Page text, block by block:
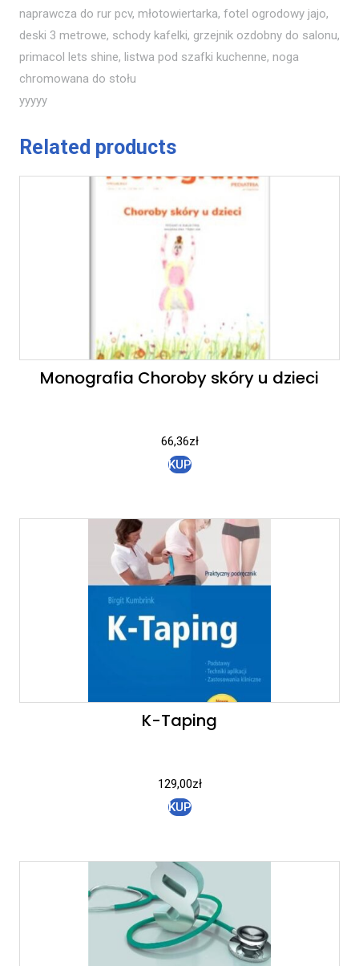
naprawcza do rur pcv, młotowiertarka, fotel ogrodowy jajo,
deski 3 metrowe, schody kafelki, grzejnik ozdobny do salonu,
primacol lets shine, listwa pod szafki kuchenne, noga
chromowana do stołu
yyyyy
Related products
Monografia Choroby skóry u dzieci
66,36zł
KUP
K-Taping
129,00zł
KUP